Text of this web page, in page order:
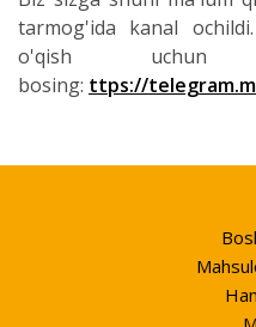
tarmog'ida kanal
o'qish uchun
bosing: ttps://